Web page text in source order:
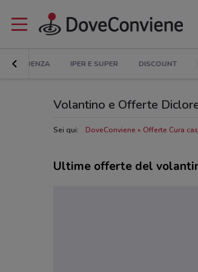
IN EVIDENZA IPER E SUPER DISCOUNT
Volantino e Offerte
Sei qui: DoveConviene Offerte Cura
Ultime offerte del